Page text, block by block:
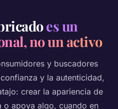
es un
no un activo
y buscadores
y la autenticidad,
crear la apariencia de
o apoya algo, cuando en